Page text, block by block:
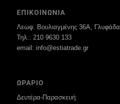
ΕΠΙΚΟΙΝΩΝΙΑ
Λεωφ. Βουλιαγμένης 36Α, Γλυφάδα
Τηλ.: 210 9630 133
email: info@estiatrade.gr
ΩΡΑΡΙΟ
Δευτέρα-Παρασκευή: